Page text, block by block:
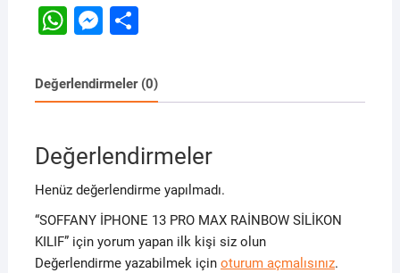
KILIF
adet
W
at
s
p
p
M
s
s
n
g
er
S
ar
e
Değerlendirmeler (0)
Değerlendirmeler
Henüz değerlendirme yapılmadı.
“SOFFANY İPHONE 13 PRO MAX RAİNBOW SİLİKON
KILIF” için yorum yapan ilk kişi siz olun
Değerlendirme yazabilmek için oturum açmalısınız.